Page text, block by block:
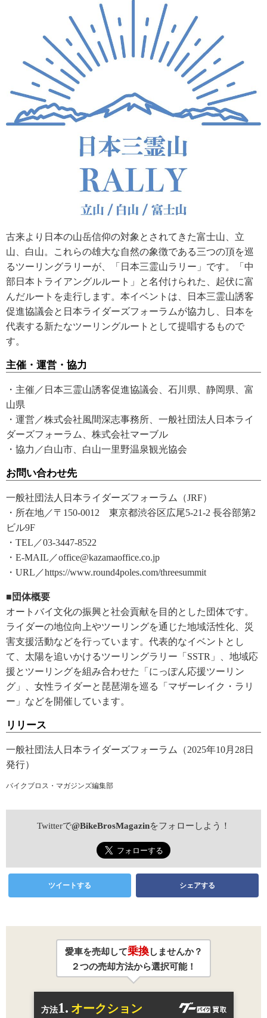
古来より日本の山岳信仰の対象とされてきた富士山、立
山、白山。これらの雄大な自然の象徴である三つの頂を巡
るツーリングラリーが、「日本三霊山ラリー」です。「中
部日本トライアングルルート」と名付けられた、起伏に富
んだルートを走行します。本イベントは、日本三霊山誘客
促進協議会と日本ライダーズフォーラムが協力し、日本を
代表する新たなツーリングルートとして提唱するもので
す。
主催・運営・協力
・主催／日本三霊山誘客促進協議会、石川県、静岡県、富
山県
・運営／株式会社風間深志事務所、一般社団法人日本ライ
ダーズフォーラム、株式会社マーブル
・協力／白山市、白山一里野温泉観光協会
お問い合わせ先
一般社団法人日本ライダーズフォーラム（JRF）
・所在地／〒150-0012 東京都渋谷区広尾5-21-2 長谷部第2
ビル9F
・TEL／03-3447-8522
・E-MAIL／office@kazamaoffice.co.jp
・URL／https://www.round4poles.com/threesummit
■団体概要
オートバイ文化の振興と社会貢献を目的とした団体です。
ライダーの地位向上やツーリングを通じた地域活性化、災
害支援活動などを行っています。代表的なイベントとし
て、太陽を追いかけるツーリングラリー「SSTR」、地域応
援とツーリングを組み合わせた「にっぽん応援ツーリン
グ」、女性ライダーと琵琶湖を巡る「マザーレイク・ラリ
ー」などを開催しています。
リリース
一般社団法人日本ライダーズフォーラム（2025年10月28日
発行）
バイクブロス・マガジンズ編集部
Twitterで@BikeBrosMagazinをフォローしよう！
ツイートする シェアする
愛車を売却して乗換しませんか？
２つの売却方法から選択可能！
方法1. オークション